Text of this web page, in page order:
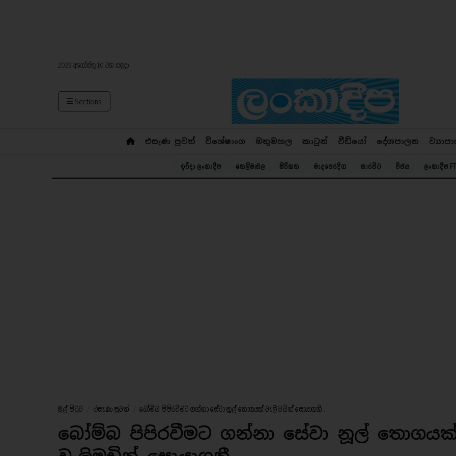
2026 අගෝස්තු 10 වන සඳුදා
Sections
එසැණ පුවත් විශේෂාංග මතුමහල කාටූන් වීඩියෝ දේශපාලන
ඉරිදා ලංකාදීප කෙළිමඬල සිරිකත මැදපෙරදිග සාරවිට විජය ලංකාදීප FT
මුල් පිටුව එසැණ පුවත් බෝම්බ පිපිරවීමට ගන්නා සේවා නූල් තොගයක් වැලිමඩින් සොයාගනී..
බෝම්බ පිපිරවීමට ගන්නා සේවා නූල්